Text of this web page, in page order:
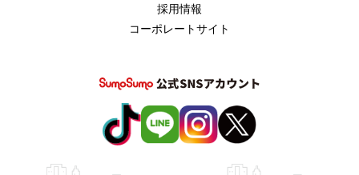
採用情報
コーポレートサイト